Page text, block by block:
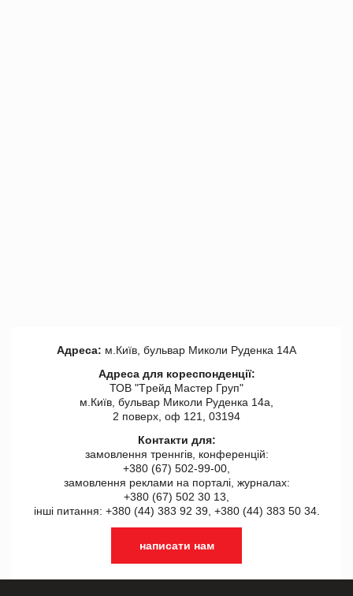
Адреса: м.Київ, бульвар Миколи Руденка 14А
Адреса для кореспонденції:
ТОВ "Tрейд Мастер Груп"
м.Київ, бульвар Миколи Руденка 14а,
2 поверх, оф 121, 03194
Контакти для:
замовлення треннгів, конференцій:
+380 (67) 502-99-00,
замовлення реклами на порталі, журналах:
+380 (67) 502 30 13,
інші питання: +380 (44) 383 92 39, +380 (44) 383 50 34.
написати нам